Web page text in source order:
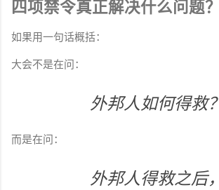
四项禁令真正解决什么问题？
如果用一句话概括：
大会不是在问：
外邦人如何得救？
而是在问：
外邦人得救之后，